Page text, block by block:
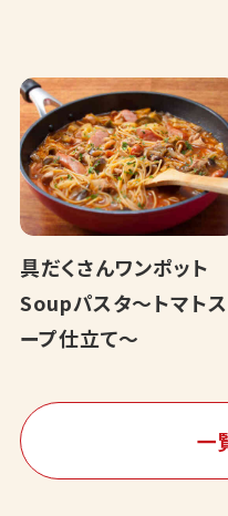
具だくさんワンポット
Soupパスタ～トマトス
ープ仕立て～
一